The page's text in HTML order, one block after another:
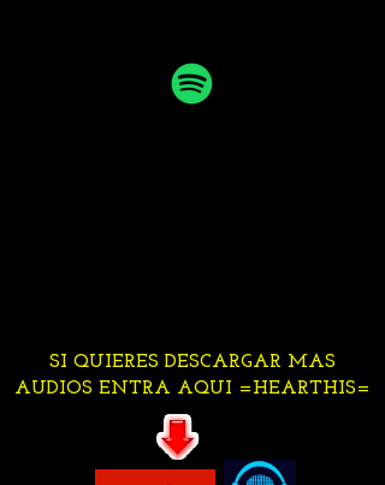
SI QUIERES DESCARGAR MAS
AUDIOS ENTRA AQUI =HEARTHIS=